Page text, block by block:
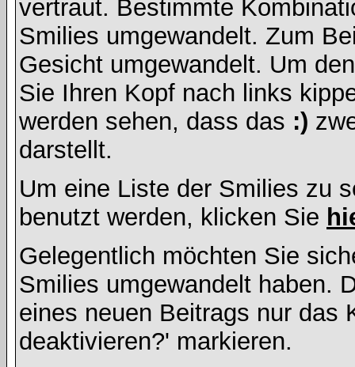
vertraut. Bestimmte
Smilies umgewandelt. Zum
Gesicht umgewandelt. Um
Sie Ihren Kopf nach links
werden sehen, dass das :)
darstellt.
Um eine Liste der Smilies zu
benutzt werden, klicken Sie
Gelegentlich möchten Sie
Smilies umgewandelt haben.
eines neuen Beitrags nur das
deaktivieren?' markieren.